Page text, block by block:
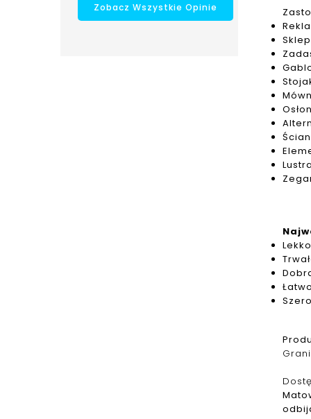
Zobacz Wszystkie Opinie